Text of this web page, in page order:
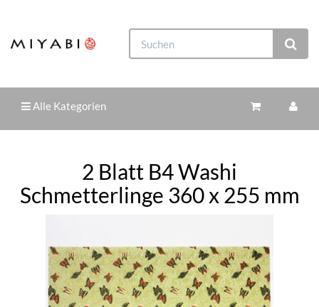
Alle Kategorien
2 Blatt B4 Washi
Schmetterlinge 360 x 255 mm